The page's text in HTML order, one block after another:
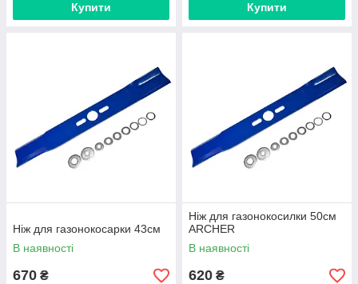
Купити Купити
Ніж для газонокосарки 43см
В наявності
670 ₴
Ніж для газонокосилки 50см
ARCHER
В наявності
620 ₴